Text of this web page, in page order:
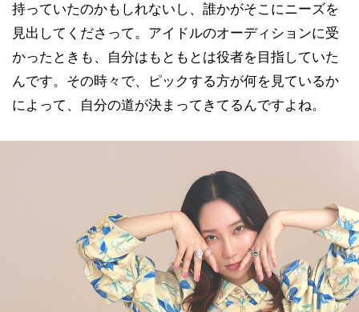
持っていたのかもしれないし、誰かがそこにニーズを
見出してくださって。アイドルのオーディションに受
かったときも、自分はもともとは役者を目指していた
んです。その時々で、ピックする方が何を見ているか
によって、自分の道が決まってきてるんですよね。